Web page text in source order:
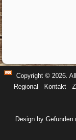
Copyright © 2026.
Regional - Kontakt-
Design by